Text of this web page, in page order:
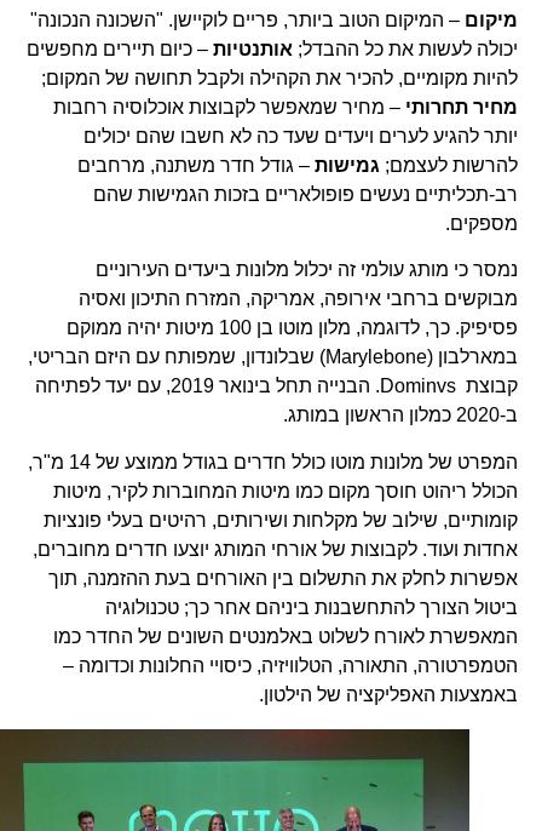
מיקום– המיקום הטוב ביותר, פריים לוקיישן. "השכונה הנכונה"
יכולה לעשות את כל ההבדל;אותנטיות– כיום תיירים מחפשים
להיות מקומיים, להכיר את הקהילה ולקבל תחושה של המקום;
מחיר תחרותי– מחיר שמאפשר לקבוצות אוכלוסיה רחבות
יותר להגיע לערים ויעדים שעד כה לא חשבו שהם יכולים
להרשות לעצמם;גמישות– גודל חדר משתנה, מרחבים
רב-תכליתיים נעשים פופולאריים בזכות הגמישות שהם
מספקים.
נמסר כי מותג עולמי זה יכלול מלונות ביעדים העירוניים
מבוקשים ברחבי אירופה, אמריקה, המזרח התיכון ואסיה
פסיפיק. כך, לדוגמה, מלון מוטו בן 100 מיטות יהיה ממוקם
במארלבון (Marylebone) שבלונדון, שמפותח עם היזם הבריטי,
קבוצת Dominvs. הבנייה תחל בינואר 2019, עם יעד לפתיחה
המפרט של מלונות מוטו כולל חדרים בגודל ממוצע של 14 מ"ר,
הכולל ריהוט חוסך מקום כמו מיטות המחוברות לקיר, מיטות
קומותיים, שילוב של מקלחות ושירותים, רהיטים בעלי פונציות
אחדות ועוד. לקבוצות של אורחי המותג יוצעו חדרים מחוברים,
אפשרות לחלק את התשלום בין האורחים בעת ההזמנה, תוך
ביטול הצורך להתחשבנות ביניהם אחר כך; טכנולוגיה
המאפשרת לאורח לשלוט באלמנטים השונים של החדר כמו
הטמפרטורה, התאורה, הטלוויזיה, כיסויי החלונות וכדומה –
באמצעות האפליקציה של הילטון.